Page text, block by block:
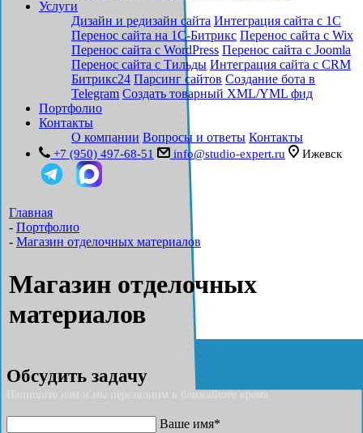
Услуги
Дизайн и редизайн сайта Интеграция сайта с 1С
Перенос сайта на 1С-Битрикс Перенос сайта с Wix
Перенос сайта с WordPress Перенос сайта с Joomla
Перенос сайта с Тильды Интеграция сайта с CRM
Битрикс24 Парсинг сайтов Создание бота в
Telegram Создать товарный XML/YML фид
Портфолио
Контакты
О компании Вопросы и ответы Контакты
+7 (950) 497-68-51 info@studio-expert.ru Ижевск
Главная
- Портфолио
- Магазин отделочных материалов
Магазин отделочных
материалов
Обсудить задачу
Напишите нам и мы перезвоним в ближайшее время
Ваше имя*